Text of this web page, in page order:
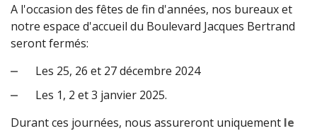
A l'occasion des fêtes de fin d'années, nos bureaux et
notre espace d'accueil du Boulevard Jacques Bertrand
seront fermés:
Les 25, 26 et 27 décembre 2024
Les 1, 2 et 3 janvier 2025.
Durant ces journées, nous assureront uniquement le